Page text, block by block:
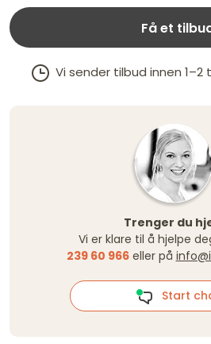
Få et
Vi sender tilbud innen 1–2
Trenger du
Vi er klare til å hjelpe
239 60 966 eller på
Start